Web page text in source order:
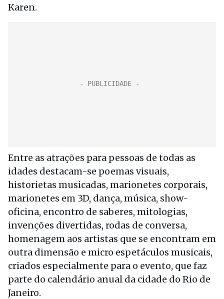
Karen.
Entre as atrações para pessoas de todas as
idades destacam-se poemas visuais,
historietas musicadas, marionetes corporais,
marionetes em 3D, dança, música, show-
oficina, encontro de saberes, mitologias,
invenções divertidas, rodas de conversa,
homenagem aos artistas que se encontram em
outra dimensão e micro espetáculos musicais,
criados especialmente para o evento, que faz
parte do calendário anual da cidade do Rio de
Janeiro.